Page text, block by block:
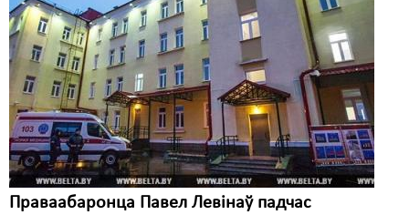
Праваабаронца Павел Левінаў падчас